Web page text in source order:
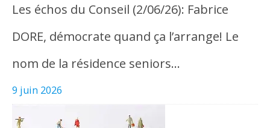
Les échos du Conseil (2/06/26): Fabrice
DORE, démocrate quand ça l’arrange! Le
nom de la résidence seniors…
9 juin 2026